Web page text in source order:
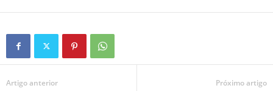
Artigo anterior Próximo artigo